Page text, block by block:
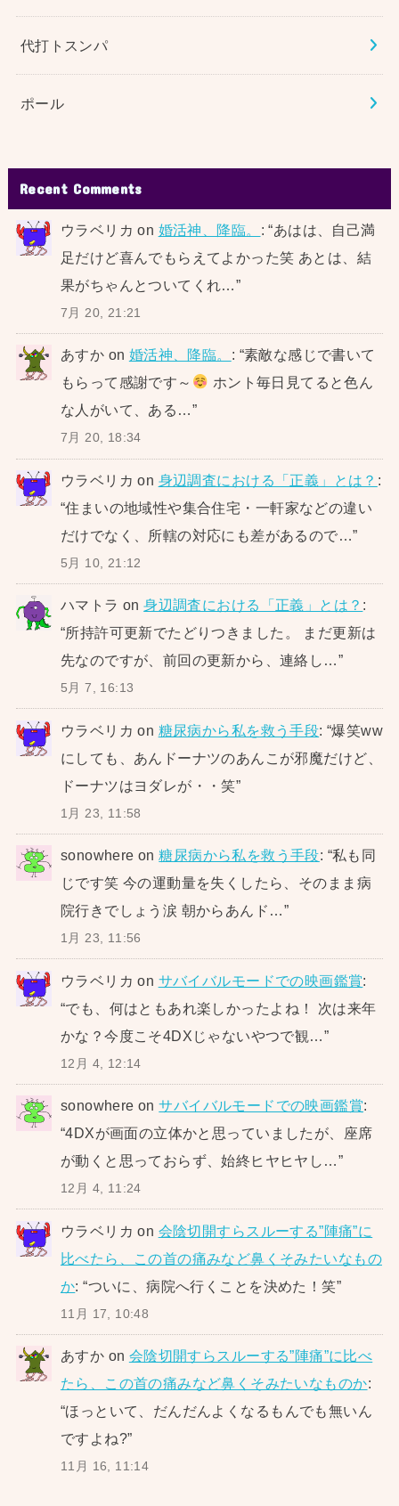
代打トスンパ
ポール
Recent Comments
ウラベリカ on 婚活神、降臨。 : “あはは、自己満
足だけど喜んでもらえてよかった笑 あとは、結
果がちゃんとついてくれ…”
7月 20, 21:21
あすか on 婚活神、降臨。 : “素敵な感じで書いて
もらって感謝です～
ホント毎日見てると色ん
な人がいて、ある…”
7月 20, 18:34
ウラベリカ on 身辺調査における「正義」とは？ :
“住まいの地域性や集合住宅・一軒家などの違い
だけでなく、所轄の対応にも差があるので…”
5月 10, 21:12
ハマトラ on身辺調査における「正義」とは？ :
“所持許可更新でたどりつきました。 まだ更新は
先なのですが、前回の更新から、連絡し…”
5月 7, 16:13
ウラベリカ on 糖尿病から私を救う手段: “爆笑ww
にしても、あんドーナツのあんこが邪魔だけど、
ドーナツはヨダレが・・笑”
1月 23, 11:58
sonowhere on糖尿病から私を救う手段: “私も同
じです笑 今の運動量を失くしたら、そのまま病
院行きでしょう涙 朝からあんド…”
1月 23, 11:56
ウラベリカ on サバイバルモードでの映画鑑賞:
“でも、何はともあれ楽しかったよね！ 次は来年
かな？今度こそ4DXじゃないやつで観…”
12月 4, 12:14
sonowhere onサバイバルモードでの映画鑑賞:
“4DXが画面の立体かと思っていましたが、座席
が動くと思っておらず、始終ヒヤヒヤし…”
12月 4, 11:24
ウラベリカ on 会陰切開すらスルーする”陣痛”に
比べたら、この首の痛みなど鼻くそみたいなもの
か: “ついに、病院へ行くことを決めた！笑”
11月 17, 10:48
あすか on 会陰切開すらスルーする”陣痛”に比べ
たら、この首の痛みなど鼻くそみたいなものか:
“ほっといて、だんだんよくなるもんでも無いん
ですよね?”
11月 16, 11:14